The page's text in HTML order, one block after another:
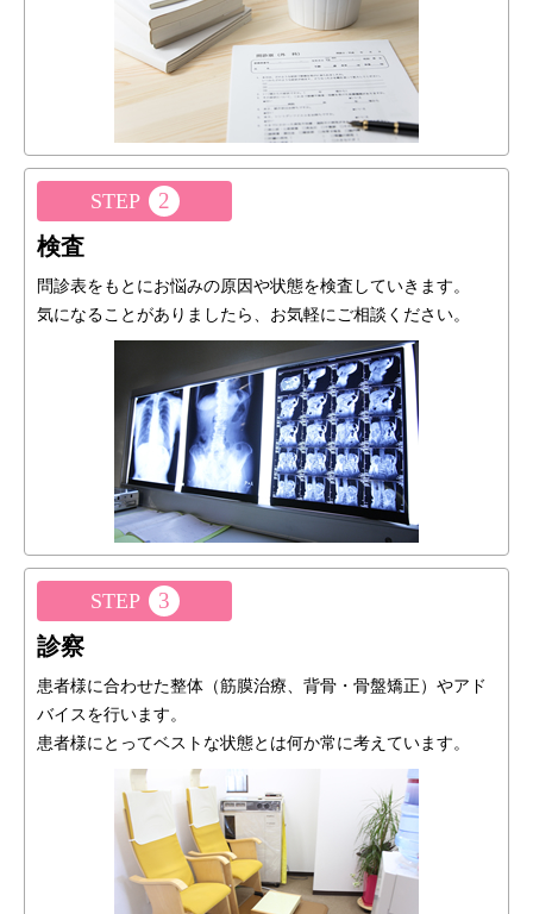
STEP 2
検査
問診表をもとにお悩みの原因や状態を検査していきます。
気になることがありましたら、お気軽にご相談ください。
STEP 3
診察
患者様に合わせた整体（筋膜治療、背骨・骨盤矯正）やアド
バイスを行います。
患者様にとってベストな状態とは何か常に考えています。